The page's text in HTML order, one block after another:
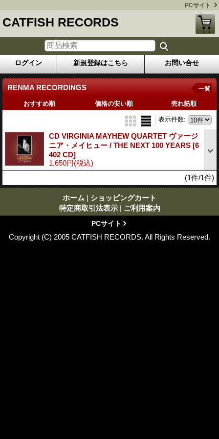
PCサイト
CATFISH RECORDS
ログイン 新規登録はこちら お問い合せ
RENMA RECORDINGS 一覧
おすすめ順 価格の安い順 売れ筋順
表示件数:
CD VIRGINIA MAYHEW QUARTET ヴァージ
ニア・メイヒュー / THE NEXT 100 YEARS [6
402 CD]
1,650円(税込)
(1件/1件)
ホーム | ショッピングカート
特定商取引法表示 | ご利用案内
PCサイト
Copyright (C) 2005 CATFISH RECORDS. All Rights Reserved.